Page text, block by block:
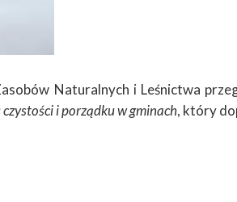
Naturalnych i Leśnictwa
i porządku w gminach, który